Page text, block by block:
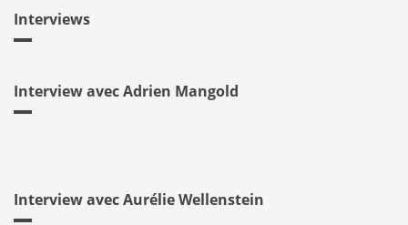
Interviews
Interview avec Adrien Mangold
Interview avec Aurélie Wellenstein